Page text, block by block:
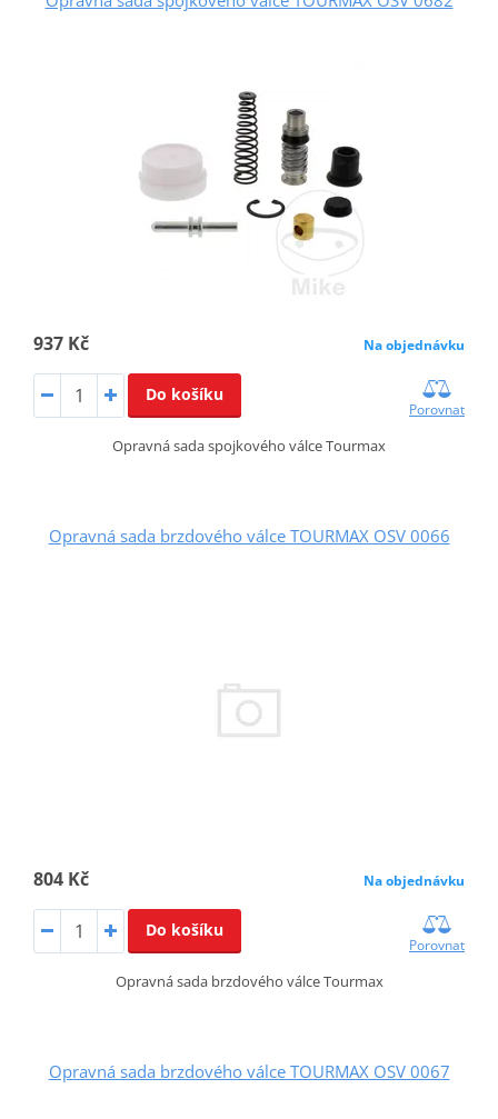
937 Kč Na objednávku
Do košíku
Porovnat
Opravná sada spojkového válce Tourmax
Opravná sada brzdového válce TOURMAX OSV 0066
804 Kč Na objednávku
Do košíku
Porovnat
Opravná sada brzdového válce Tourmax
Opravná sada brzdového válce TOURMAX OSV 0067